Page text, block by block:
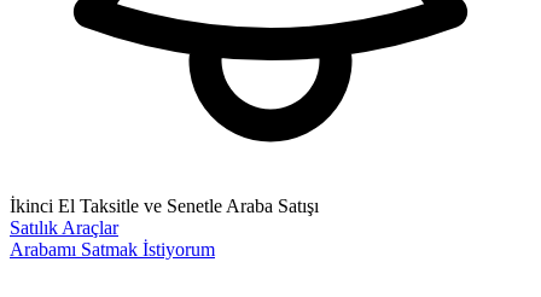
İkinci El Taksitle ve Senetle Araba Satışı
Satılık Araçlar
Arabamı Satmak İstiyorum